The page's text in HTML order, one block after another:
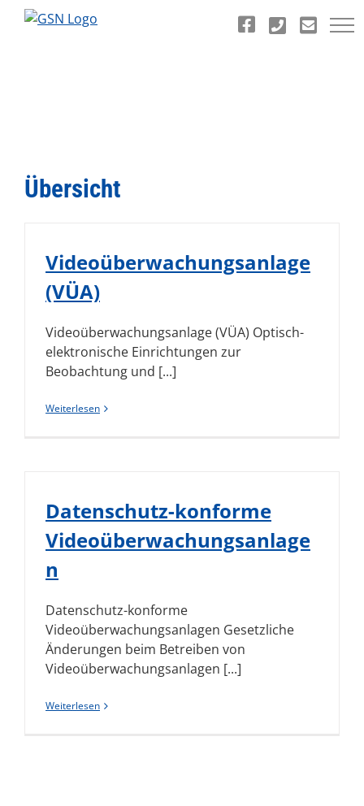
Zum
Übersicht
Videoüberwachungsanlage
(VÜA)
Videoüberwachungsanlage (VÜA) Optisch-
elektronische Einrichtungen zur
Beobachtung und [...]
Weiterlesen
Datenschutz-konforme
Videoüberwachungsanlage
n
Datenschutz-konforme
Videoüberwachungsanlagen Gesetzliche
Änderungen beim Betreiben von
Videoüberwachungsanlagen [...]
Weiterlesen